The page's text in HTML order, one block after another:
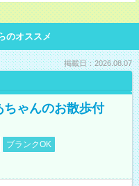
のオススメ
掲載日：2026.08.07
ちゃんのお散歩付
ブランクOK